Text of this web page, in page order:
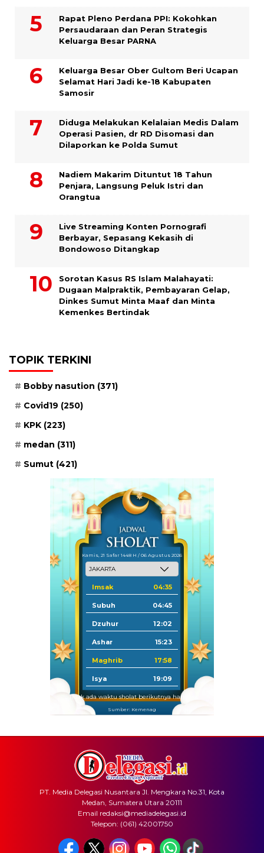
Rapat Pleno Perdana PPI: Kokohkan
Persaudaraan dan Peran Strategis
Keluarga Besar PARNA
Keluarga Besar Ober Gultom Beri Ucapan
Selamat Hari Jadi ke-18 Kabupaten
Samosir
Diduga Melakukan Kelalaian Medis Dalam
Operasi Pasien, dr RD Disomasi dan
Dilaporkan ke Polda Sumut
​Nadiem Makarim Dituntut 18 Tahun
Penjara, Langsung Peluk Istri dan
Orangtua
Live Streaming Konten Pornografi
Berbayar, Sepasang Kekasih di
Bondowoso Ditangkap
Sorotan Kasus RS Islam Malahayati:
Dugaan Malpraktik, Pembayaran Gelap,
Dinkes Sumut Minta Maaf dan Minta
Kemenkes Bertindak
TOPIK TERKINI
Bobby nasution (371)
Covid19 (250)
KPK (223)
medan (311)
Sumut (421)
Kamis, 21 Safar 1448 H / 06 Agustus 2026
Imsak 04:35
Subuh 04:45
Dzuhur 12:02
Ashar 15:23
Maghrib 17:58
Isya 19:09
Tidak ada waktu sholat berikutnya hari ini.
Sumber: Kemenag
PT. Media Delegasi Nusantara Jl. Mengkara No.31, Kota
Medan, Sumatera Utara 20111
Email redaksi@mediadelegasi.id
Telepon: (061) 42001750